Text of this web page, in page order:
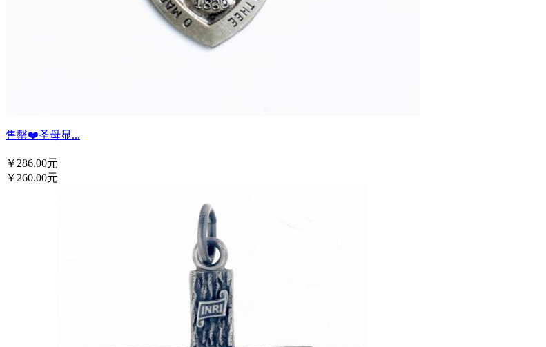
售罄❤️圣母显...
￥286.00元
￥260.00元